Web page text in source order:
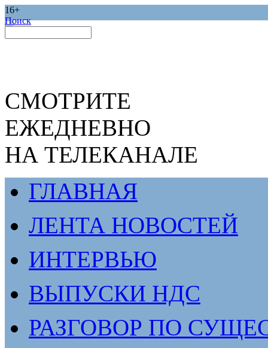
16+
Поиск
СМОТРИТЕ
ЕЖЕДНЕВНО
НА ТЕЛЕКАНАЛЕ
ГЛАВНАЯ
ЛЕНТА НОВОСТЕЙ
ИНТЕРВЬЮ
ВЫПУСКИ НДС
РАЗГОВОР ПО